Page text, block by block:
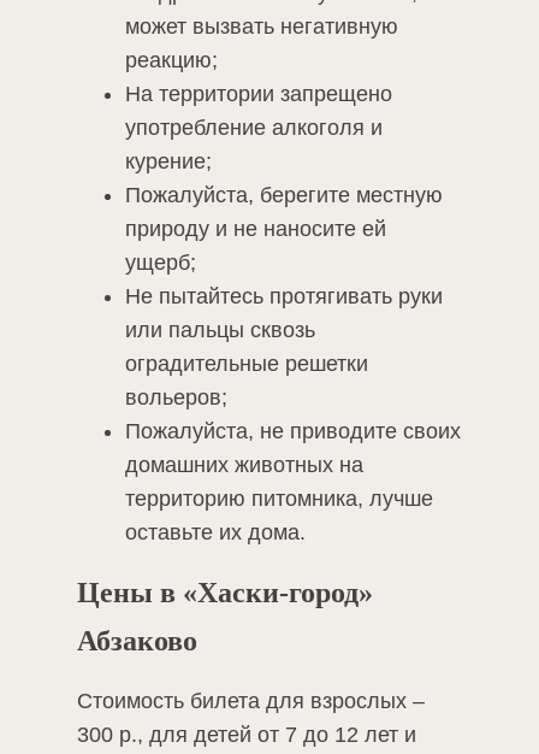
может вызвать негативную
реакцию;
На территории запрещено
употребление алкоголя и
курение;
Пожалуйста, берегите местную
природу и не наносите ей
ущерб;
Не пытайтесь протягивать руки
или пальцы сквозь
оградительные решетки
вольеров;
Пожалуйста, не приводите своих
домашних животных на
территорию питомника, лучше
оставьте их дома.
Цены в «Хаски-город»
Абзаково
Стоимость билета для взрослых –
300 р., для детей от 7 до 12 лет и